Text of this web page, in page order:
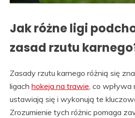
Jak różne ligi
zasad rzutu
Zasady rzutu karnego różnią się
ligach hokeja na trawie, co wpływa
ustawiają się i wykonują te
Zrozumienie tych różnic pomaga